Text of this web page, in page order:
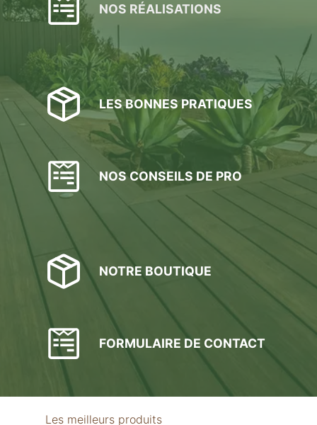
NOS RÉALISATIONS
LES BONNES PRATIQUES
NOS CONSEILS DE PRO
NOTRE BOUTIQUE
FORMULAIRE DE CONTACT
Les meilleurs produits